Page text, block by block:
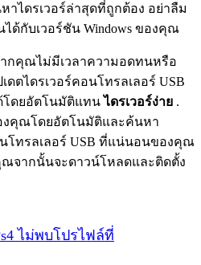
าไดรเวอร์ล่าสุดที่ถูกต้อง อย่าลืม
ได้กับเวอร์ชัน Windows ของคุณ
กคุณไม่มีเวลาความอดทนหรือ
ตไดรเวอร์คอนโทรลเลอร์ USB
โดยอัตโนมัติแทนไดรเวอร์ง่าย .
องคุณโดยอัตโนมัติและค้นหา
โทรลเลอร์ USB ที่แน่นอนของคุณ
ณจากนั้นจะดาวน์โหลดและติดตั้ง
ไม่พบโปรไฟล์ที่